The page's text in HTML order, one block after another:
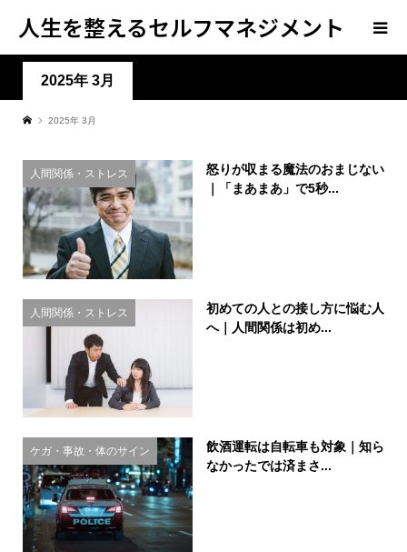
人生を整えるセルフマネジメント
2025年 3月
2025年 3月
人間関係・ストレス
怒りが収まる魔法のおまじない
｜「まあまあ」で5秒...
人間関係・ストレス
初めての人との接し方に悩む人
へ｜人間関係は初め...
ケガ・事故・体のサイン
飲酒運転は自転車も対象｜知ら
なかったでは済まさ...